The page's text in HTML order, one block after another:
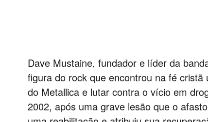
Dave Mustaine, fundador e líder da
figura do rock que encontrou na fé
do Metallica e lutar contra o vício em
2002, após uma grave lesão que o